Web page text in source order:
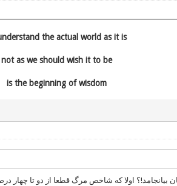
the actual world as it is
not as we should wish it to be
is the beginning of wisdom
اولا که شاخص مرگ قطعا از دو تا چهار